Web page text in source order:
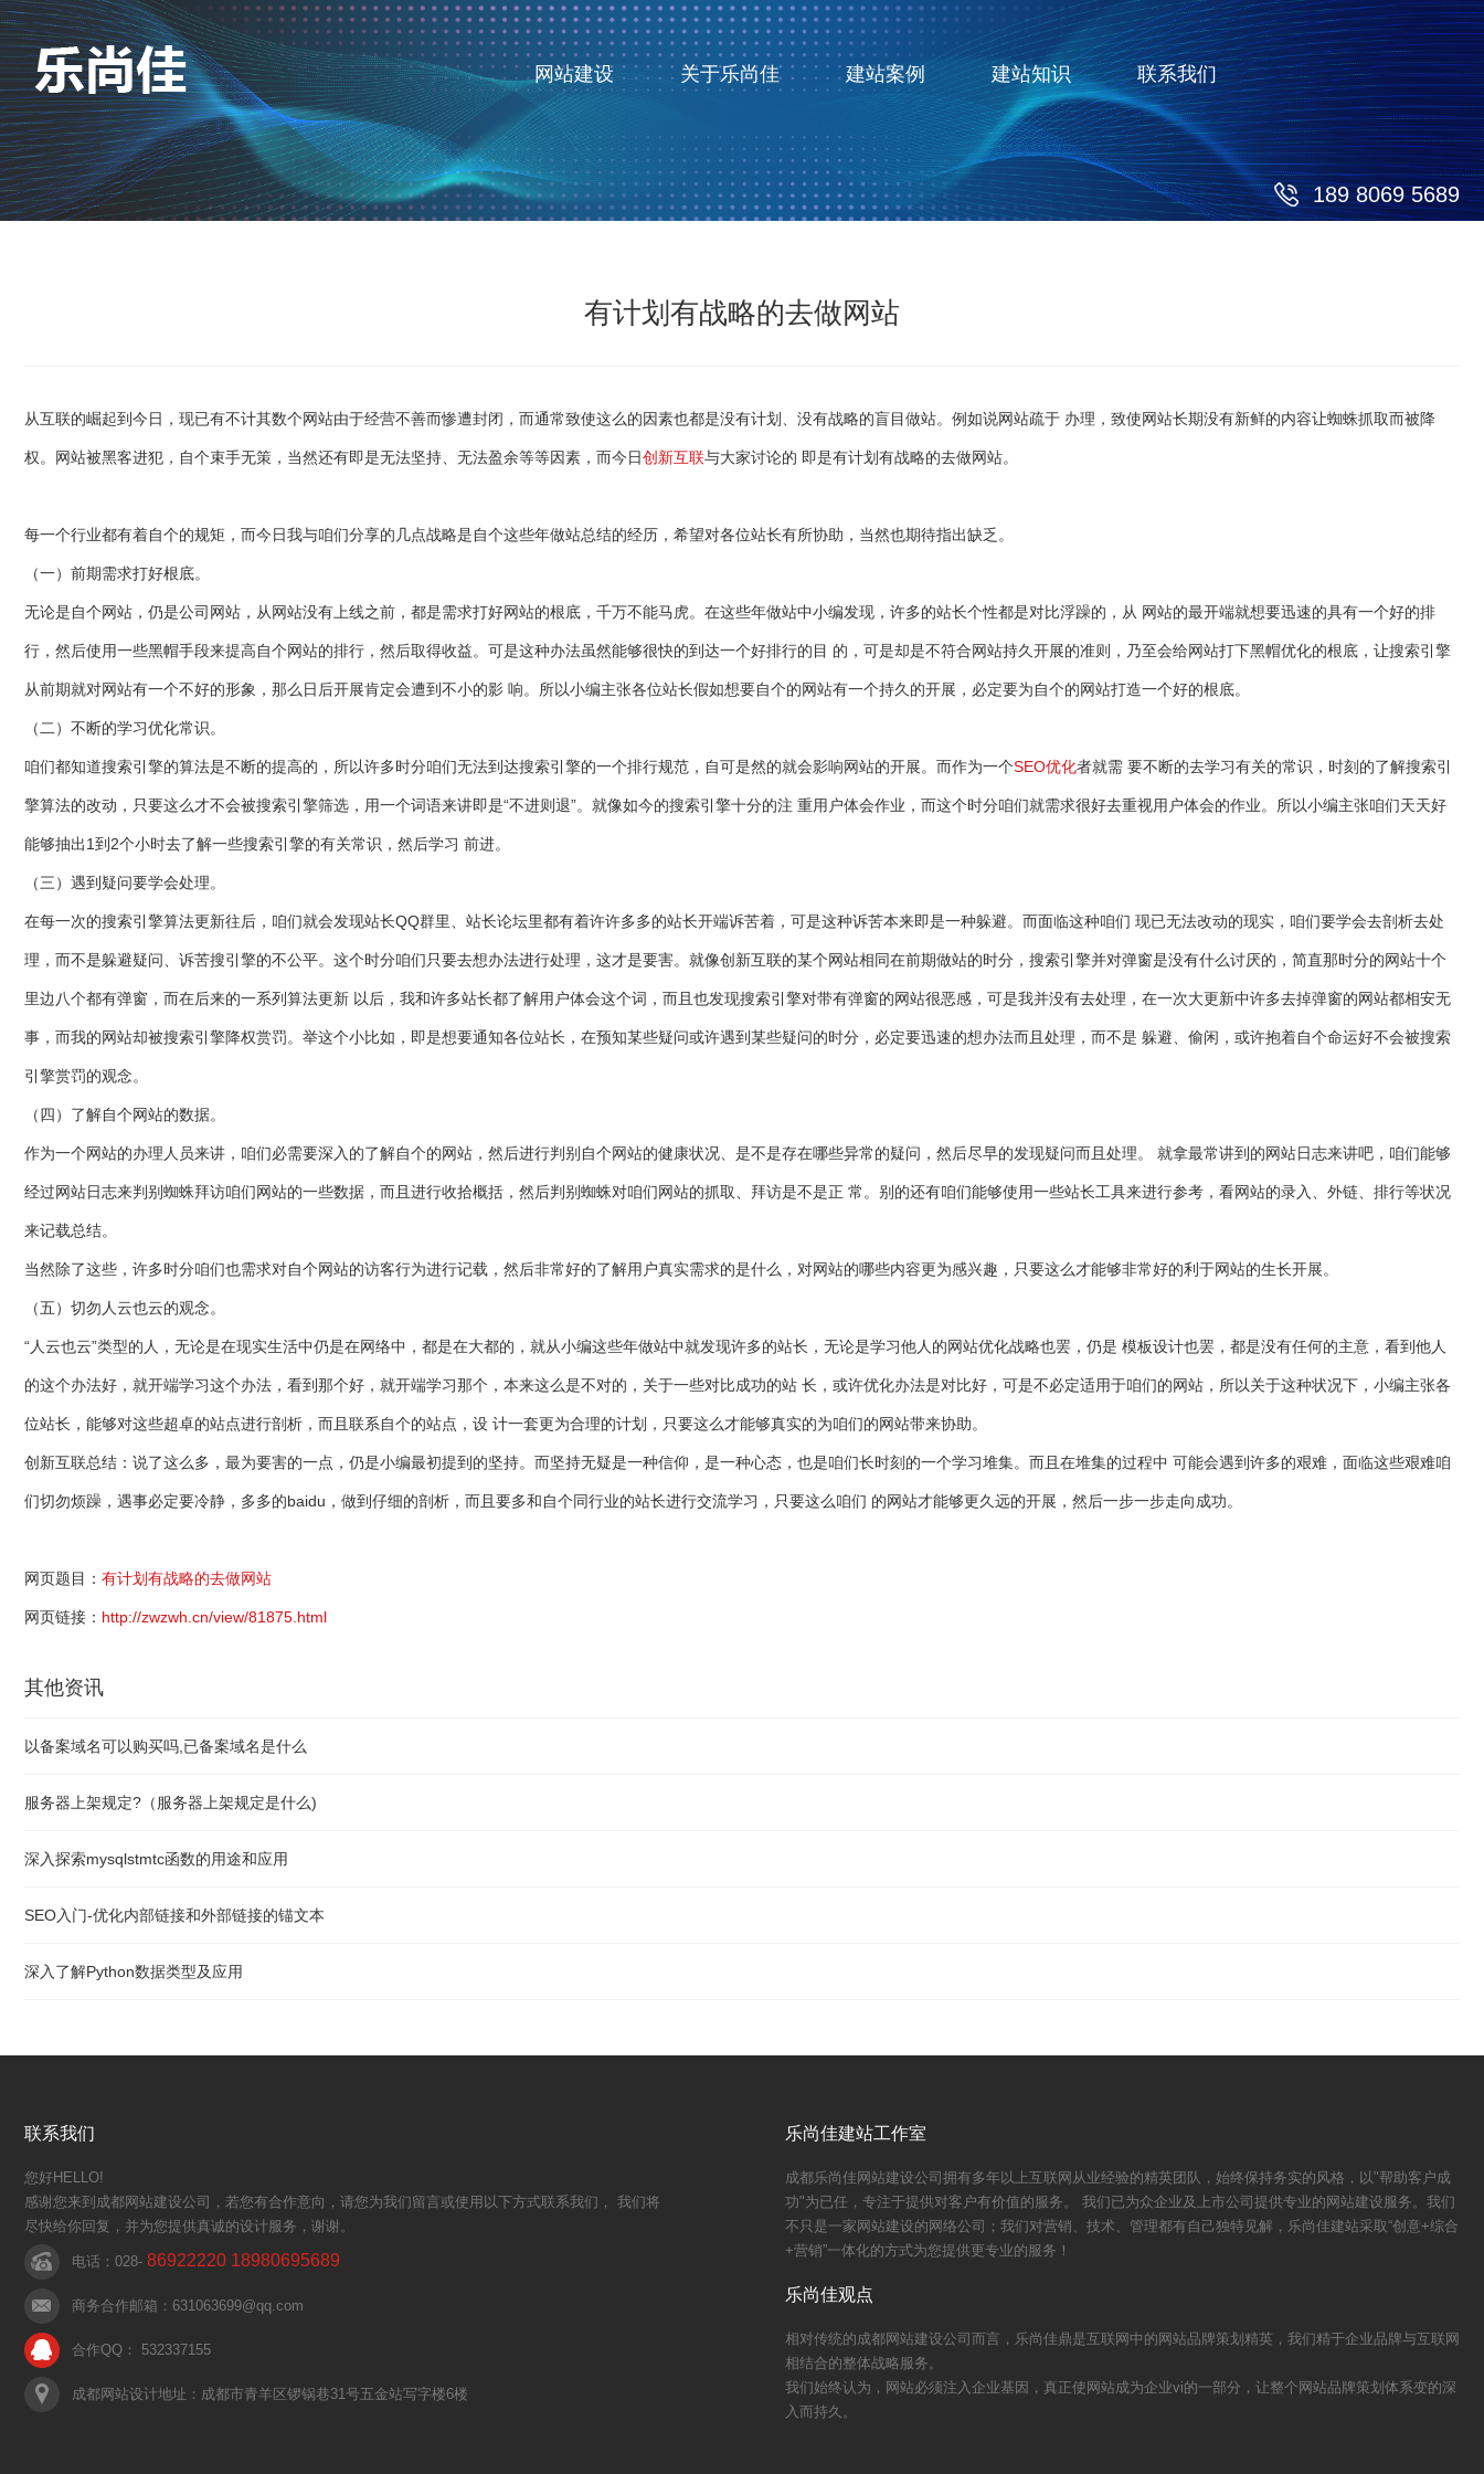
网站建设 关于乐尚佳 建站案例 建站知识 联系我们
189 8069 5689
有计划有战略的去做网站
从互联的崛起到今日，现已有不计其数个网站由于经营不善而惨遭封闭，而通常致使这么的因素也都是没有计划、没有战略的盲目做站。例如说网站疏于 办理，致使网站长期没有新鲜的内容让蜘蛛抓取而被降
权。网站被黑客进犯，自个束手无策，当然还有即是无法坚持、无法盈余等等因素，而今日创新互联与大家讨论的 即是有计划有战略的去做网站。
每一个行业都有着自个的规矩，而今日我与咱们分享的几点战略是自个这些年做站总结的经历，希望对各位站长有所协助，当然也期待指出缺乏。
（一）前期需求打好根底。
无论是自个网站，仍是公司网站，从网站没有上线之前，都是需求打好网站的根底，千万不能马虎。在这些年做站中小编发现，许多的站长个性都是对比浮躁的，从 网站的最开端就想要迅速的具有一个好的排
行，然后使用一些黑帽手段来提高自个网站的排行，然后取得收益。可是这种办法虽然能够很快的到达一个好排行的目 的，可是却是不符合网站持久开展的准则，乃至会给网站打下黑帽优化的根底，让搜索引擎
从前期就对网站有一个不好的形象，那么日后开展肯定会遭到不小的影 响。所以小编主张各位站长假如想要自个的网站有一个持久的开展，必定要为自个的网站打造一个好的根底。
（二）不断的学习优化常识。
咱们都知道搜索引擎的算法是不断的提高的，所以许多时分咱们无法到达搜索引擎的一个排行规范，自可是然的就会影响网站的开展。而作为一个SEO优化者就需 要不断的去学习有关的常识，时刻的了解搜索引
擎算法的改动，只要这么才不会被搜索引擎筛选，用一个词语来讲即是“不进则退”。就像如今的搜索引擎十分的注 重用户体会作业，而这个时分咱们就需求很好去重视用户体会的作业。所以小编主张咱们天天好
能够抽出1到2个小时去了解一些搜索引擎的有关常识，然后学习 前进。
（三）遇到疑问要学会处理。
在每一次的搜索引擎算法更新往后，咱们就会发现站长QQ群里、站长论坛里都有着许许多多的站长开端诉苦着，可是这种诉苦本来即是一种躲避。而面临这种咱们 现已无法改动的现实，咱们要学会去剖析去处
理，而不是躲避疑问、诉苦搜引擎的不公平。这个时分咱们只要去想办法进行处理，这才是要害。就像创新互联的某个网站相同在前期做站的时分，搜索引擎并对弹窗是没有什么讨厌的，简直那时分的网站十个
里边八个都有弹窗，而在后来的一系列算法更新 以后，我和许多站长都了解用户体会这个词，而且也发现搜索引擎对带有弹窗的网站很恶感，可是我并没有去处理，在一次大更新中许多去掉弹窗的网站都相安无
事，而我的网站却被搜索引擎降权赏罚。举这个小比如，即是想要通知各位站长，在预知某些疑问或许遇到某些疑问的时分，必定要迅速的想办法而且处理，而不是 躲避、偷闲，或许抱着自个命运好不会被搜索
引擎赏罚的观念。
（四）了解自个网站的数据。
作为一个网站的办理人员来讲，咱们必需要深入的了解自个的网站，然后进行判别自个网站的健康状况、是不是存在哪些异常的疑问，然后尽早的发现疑问而且处理。 就拿最常讲到的网站日志来讲吧，咱们能够
经过网站日志来判别蜘蛛拜访咱们网站的一些数据，而且进行收拾概括，然后判别蜘蛛对咱们网站的抓取、拜访是不是正 常。别的还有咱们能够使用一些站长工具来进行参考，看网站的录入、外链、排行等状况
来记载总结。
当然除了这些，许多时分咱们也需求对自个网站的访客行为进行记载，然后非常好的了解用户真实需求的是什么，对网站的哪些内容更为感兴趣，只要这么才能够非常好的利于网站的生长开展。
（五）切勿人云也云的观念。
“人云也云”类型的人，无论是在现实生活中仍是在网络中，都是在大都的，就从小编这些年做站中就发现许多的站长，无论是学习他人的网站优化战略也罢，仍是 模板设计也罢，都是没有任何的主意，看到他人
的这个办法好，就开端学习这个办法，看到那个好，就开端学习那个，本来这么是不对的，关于一些对比成功的站 长，或许优化办法是对比好，可是不必定适用于咱们的网站，所以关于这种状况下，小编主张各
位站长，能够对这些超卓的站点进行剖析，而且联系自个的站点，设 计一套更为合理的计划，只要这么才能够真实的为咱们的网站带来协助。
创新互联总结：说了这么多，最为要害的一点，仍是小编最初提到的坚持。而坚持无疑是一种信仰，是一种心态，也是咱们长时刻的一个学习堆集。而且在堆集的过程中 可能会遇到许多的艰难，面临这些艰难咱
们切勿烦躁，遇事必定要冷静，多多的baidu，做到仔细的剖析，而且要多和自个同行业的站长进行交流学习，只要这么咱们 的网站才能够更久远的开展，然后一步一步走向成功。
网页题目： 有计划有战略的去做网站
网页链接： http://zwzwh.cn/view/81875.html
其他资讯
以备案域名可以购买吗,已备案域名是什么
服务器上架规定?（服务器上架规定是什么)
深入探索mysqlstmtc函数的用途和应用
SEO入门-优化内部链接和外部链接的锚文本
深入了解Python数据类型及应用
联系我们
您好HELLO!
感谢您来到成都网站建设公司，若您有合作意向，请您为我们留言或使用以下方式联系我们， 我们将
尽快给你回复，并为您提供真诚的设计服务，谢谢。
电话：028- 86922220 18980695689
商务合作邮箱：631063699@qq.com
合作QQ： 532337155
成都网站设计地址：成都市青羊区锣锅巷31号五金站写字楼6楼
乐尚佳建站工作室
成都乐尚佳网站建设公司拥有多年以上互联网从业经验的精英团队，始终保持务实的风格，以"帮助客户成
功"为已任，专注于提供对客户有价值的服务。 我们已为众企业及上市公司提供专业的网站建设服务。我们
不只是一家网站建设的网络公司；我们对营销、技术、管理都有自己独特见解，乐尚佳建站采取“创意+综合
+营销”一体化的方式为您提供更专业的服务！
乐尚佳观点
相对传统的成都网站建设公司而言，乐尚佳鼎是互联网中的网站品牌策划精英，我们精于企业品牌与互联网
相结合的整体战略服务。
我们始终认为，网站必须注入企业基因，真正使网站成为企业vi的一部分，让整个网站品牌策划体系变的深
入而持久。